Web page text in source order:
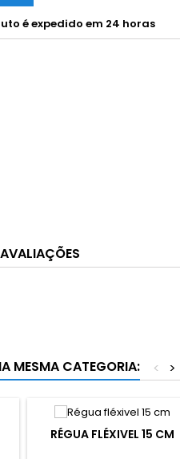
é expedido em 24 horas
AVALIAÇÕES
MESMA CATEGORIA: >
<
RÉGUA FLÉXIVEL 15 CM